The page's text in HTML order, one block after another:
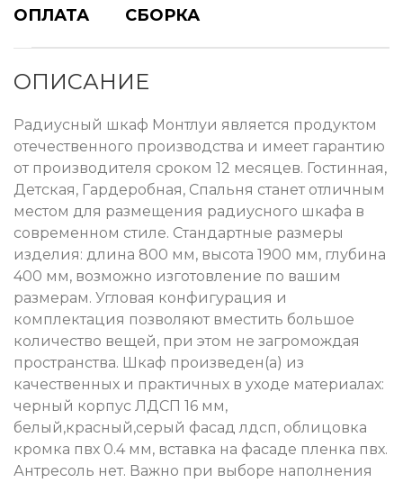
ОПЛАТА СБОРКА
ОПИСАНИЕ
Радиусный шкаф Монтлуи является продуктом
отечественного производства и имеет гарантию
от производителя сроком 12 месяцев. Гостинная,
Детская, Гардеробная, Спальня станет отличным
местом для размещения радиусного шкафа в
современном стиле. Стандартные размеры
изделия: длина 800 мм, высота 1900 мм, глубина
400 мм, возможно изготовление по вашим
размерам. Угловая конфигурация и
комплектация позволяют вместить большое
количество вещей, при этом не загромождая
пространства. Шкаф произведен(а) из
качественных и практичных в уходе материалах:
черный корпус ЛДСП 16 мм,
белый,красный,серый фасад лдсп, облицовка
кромка пвх 0.4 мм, вставка на фасаде пленка пвх.
Антресоль нет. Важно при выборе наполнения